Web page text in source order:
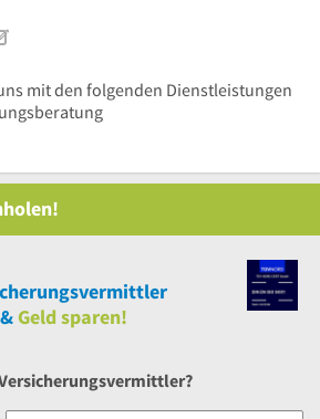
mit den folgenden Dienstleistungen
Geld sparen!